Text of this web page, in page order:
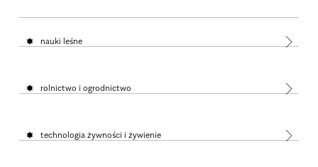
nauki leśne
rolnictwo i ogrodnictwo
technologia żywności i żywienie